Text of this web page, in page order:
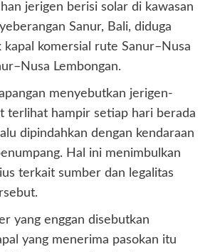
jerigen berisi solar di kawasan
Sanur, Bali, diduga
komersial rute Sanur–Nusa
Lembongan.
menyebutkan jerigen-
terlihat hampir setiap hari berada
dipindahkan dengan kendaraan
Hal ini menimbulkan
terkait sumber dan legalitas
yang enggan disebutkan
yang menerima pasokan itu